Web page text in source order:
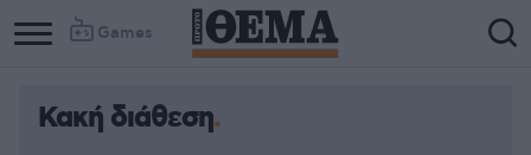
Games
Κακή διάθεση